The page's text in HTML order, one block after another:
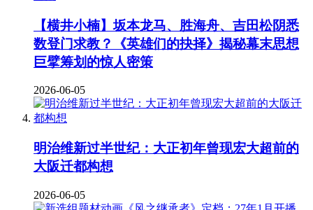
【横井小楠】坂本龙马、胜海舟、吉田松阴悉
数登门求教？《英雄们的抉择》揭秘幕末思想
巨擘筹划的惊人密策
2026-06-05
明治维新过半世纪：大正初年曾现宏大超前的
大阪迁都构想
2026-06-05